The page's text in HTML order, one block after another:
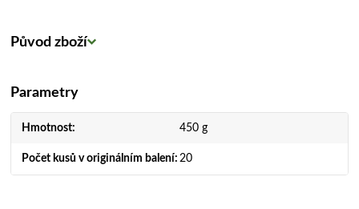
Původ zboží
Parametry
Hmotnost 450 g
Počet kusů v originálním balení 20